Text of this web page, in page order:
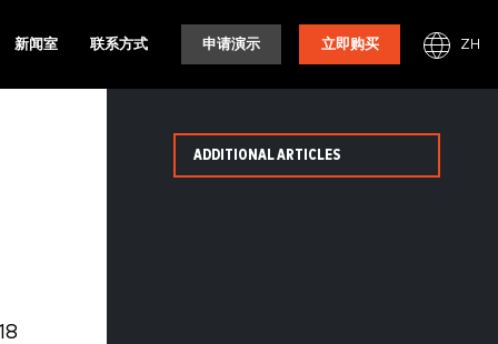
新闻室 联系方式 申请演示 立即购买 ZH
ADDITIONAL ARTICLES